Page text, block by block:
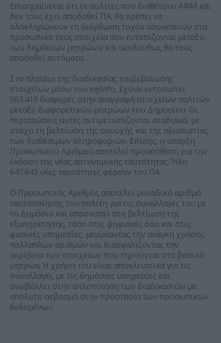
Επισημαίνεται ότι οι πολίτες που διαθέτουν ΑΦΜ και
δεν τους έχει αποδοθεί ΠΑ, θα πρέπει να
ολοκληρώνουν τη διόρθωση τυχόν ασυνεπειών στα
προσωπικά τους στοιχεία που εντοπίζονται μεταξύ
των δημόσιων μητρώων και ακολούθως θα τους
αποδοθεί αυτόματα.
Στο πλαίσιο της διαδικασίας επιβεβαίωσης
στοιχείων μέσω του myInfo, έχουν εντοπιστεί
963.419 διαφορές στην αναγραφή στοιχείων πολιτών
μεταξύ διαφορετικών μητρώων του Δημοσίου. Οι
περιπτώσεις αυτές αντιμετωπίζονται σταδιακά, με
στόχο τη βελτίωση της συνοχής και της αξιοπιστίας
των διαθέσιμων πληροφοριών. Επίσης, η ύπαρξη
Προσωπικού Αριθμού αποτελεί προϋπόθεση για την
έκδοση της νέας αστυνομικής ταυτότητας. Ήδη
647.643 νέες ταυτότητες φέρουν τον ΠΑ.
Ο Προσωπικός Αριθμός αποτελεί μοναδικό αριθμό
ταυτοποίησης του πολίτη για τις συναλλαγές του με
το Δημόσιο και αποσκοπεί στη βελτίωση της
εξυπηρέτησης, τόσο στις ψηφιακές όσο και στις
φυσικές υπηρεσίες, μειώνοντας την ανάγκη χρήσης
πολλαπλών αριθμών και διασφαλίζοντας την
ακρίβεια των στοιχείων που τηρούνται στα βασικά
μητρώα. Η χρήση του είναι αποκλειστικά για τις
συναλλαγές με τις δημόσιες υπηρεσίες και
συμβάλλει στην απλοποίηση των διαδικασιών με
απόλυτο σεβασμό στην προστασία των προσωπικών
δεδομένων.